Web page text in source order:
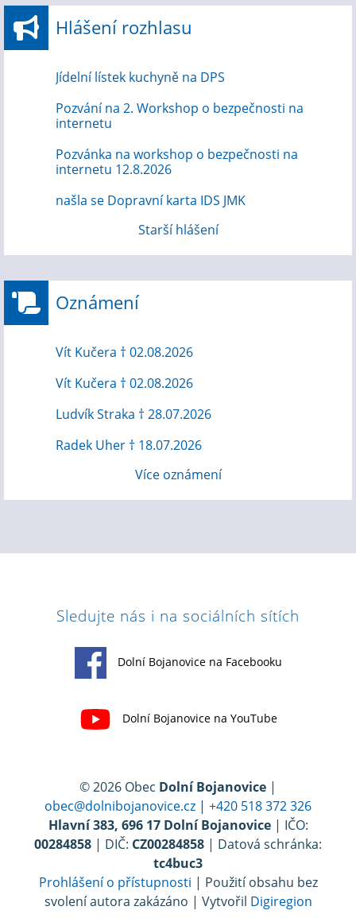
Hlášení rozhlasu
Jídelní lístek kuchyně na DPS
Pozvání na 2. Workshop o bezpečnosti na
internetu
Pozvánka na workshop o bezpečnosti na
internetu 12.8.2026
našla se Dopravní karta IDS JMK
Starší hlášení
Oznámení
Vít Kučera † 02.08.2026
Vít Kučera † 02.08.2026
Ludvík Straka † 28.07.2026
Radek Uher † 18.07.2026
Více oznámení
Sledujte nás i na sociálních sítích
Dolní Bojanovice na Facebooku
Dolní Bojanovice na YouTube
© 2026 Obec Dolní Bojanovice |
obec@dolnibojanovice.cz | +420 518 372 326
Hlavní 383, 696 17 Dolní Bojanovice| IČO:
00284858 | DIČ: CZ00284858 | Datová schránka:
tc4buc3
Prohlášení o přístupnosti | Použití obsahu bez
svolení autora zakázáno | Vytvořil Digiregion